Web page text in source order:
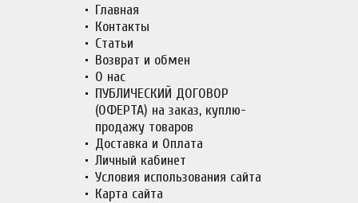
Главная
Контакты
Статьи
Возврат и обмен
О нас
ПУБЛИЧЕСКИЙ ДОГОВОР
(ОФЕРТА) на заказ, куплю-
продажу товаров
Доставка и Оплата
Личный кабинет
Условия использования сайта
Карта сайта